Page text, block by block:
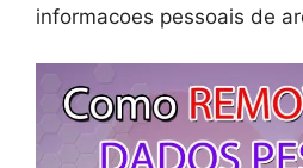
informacoes pessoais de